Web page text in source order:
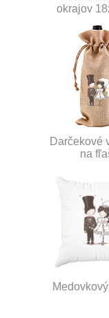
okrajov
Darčekové
na